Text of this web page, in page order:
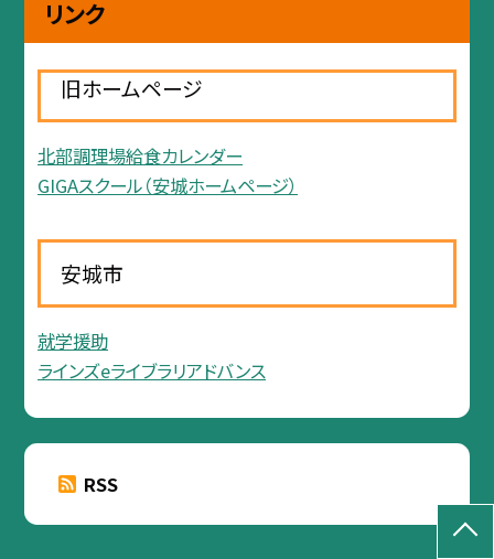
リンク
旧ホームページ
北部調理場給食カレンダー
GIGAスクール（安城ホームページ）
安城市
就学援助
ラインズeライブラリアドバンス
RSS